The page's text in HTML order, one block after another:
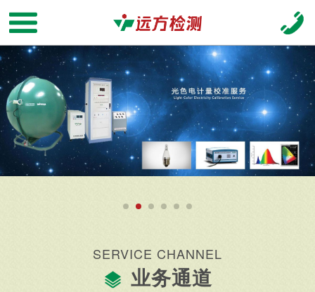
SERVICE CHANNEL
业务通道